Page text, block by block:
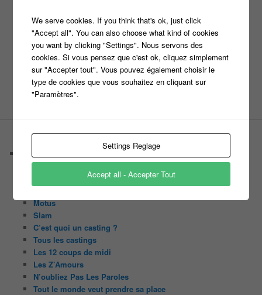
n'oubliez pas les paroles
N'oubliez pas les paroles naguinoplp
Olivier Minne pékin express révélation tf1 TLMVPSP
tournagetv W9
Castings
C’est quoi un casteur ?
C’est quoi un directeur de casting ?
Motus
Slam
C’est quoi un casting ?
Tous les castings
Les 12 coups de midi
Les Z’Amours
N’oubliez Pas Les Paroles
Tout le monde veut prendre sa place
We serve cookies. If you think that's ok, just click
"Accept all". You can also choose what kind of cookies
you want by clicking "Settings". Nous servons des
cookies. Si vous pensez que c'est ok, cliquez simplement
sur "Accepter tout". Vous pouvez également choisir le
type de cookies que vous souhaitez en cliquant sur
"Paramètres".
Settings Reglage
Accept all - Accepter Tout